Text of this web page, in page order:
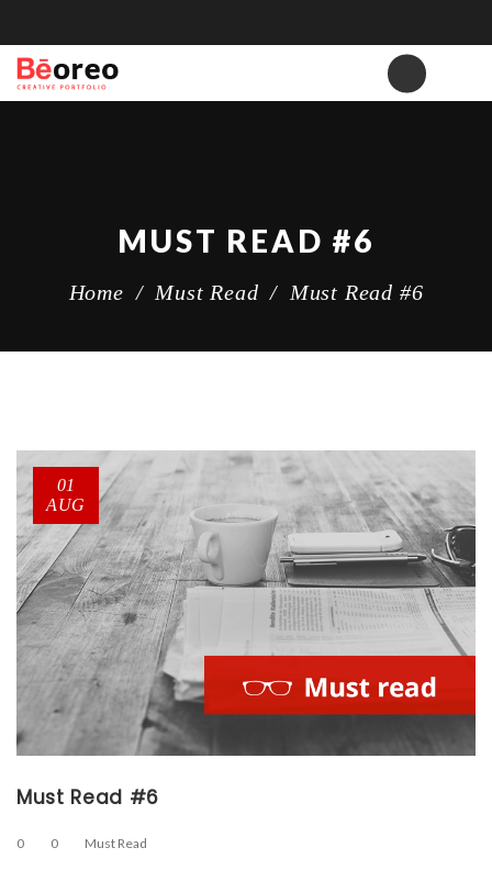
MUST READ #6
Home / Must Read / Must Read #6
01
AUG
Must Read #6
0 0 Must Read